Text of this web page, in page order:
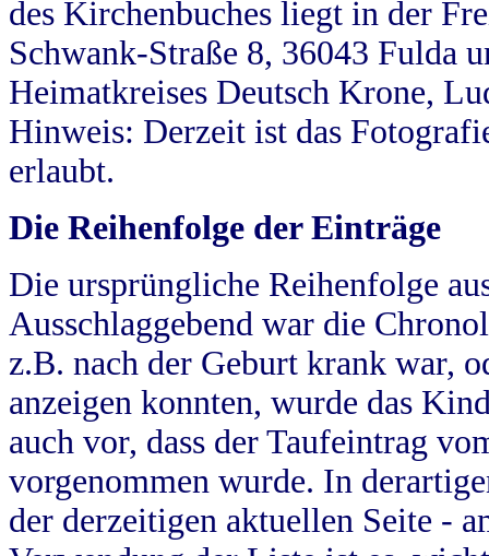
des Kirchenbuches liegt in der
Schwank-Straße 8, 36043 Fulda
Heimatkreises Deutsch Krone,
Hinweis: Derzeit ist das
erlaubt.
Die Reihenfolge der Einträge
Die ursprüngliche Reihenfolge
Ausschlaggebend war die
z.B. nach der Geburt krank war,
anzeigen konnten, wurde das
auch vor, dass der Taufeintrag
vorgenommen wurde. In
der derzeitigen aktuellen Seite -